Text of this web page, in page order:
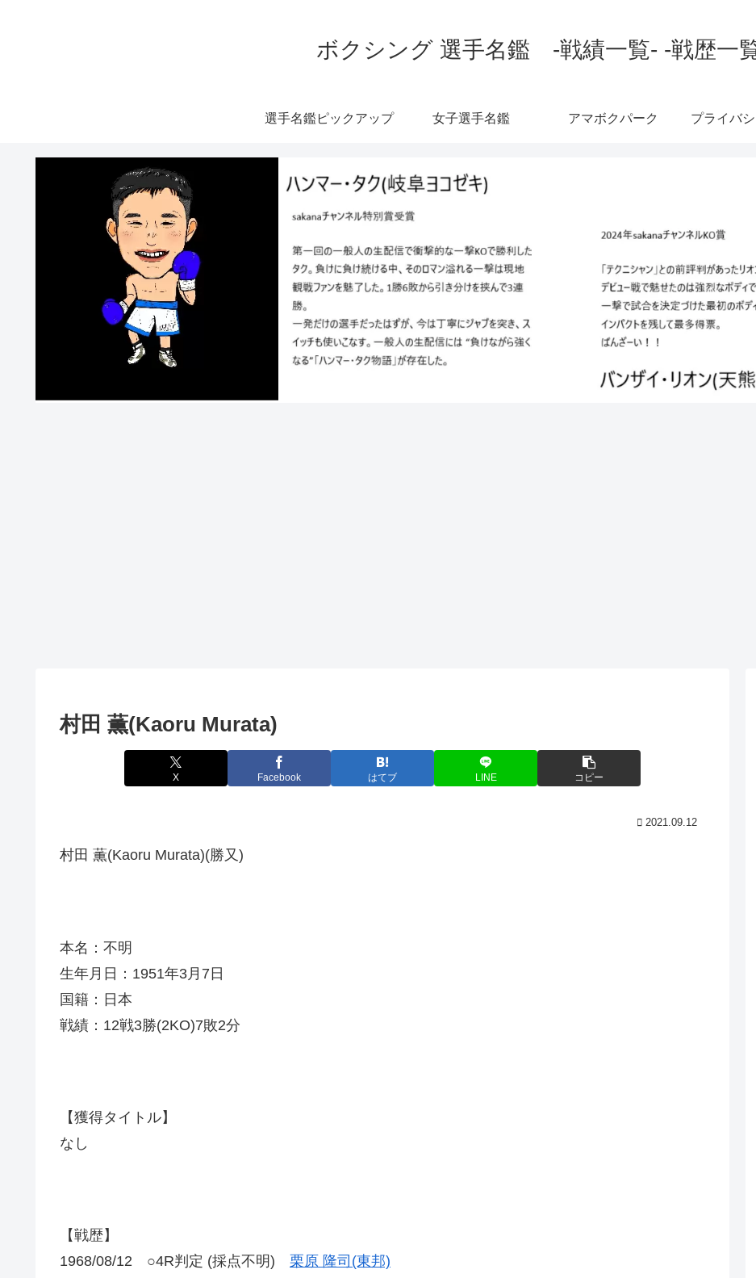
ボクシング 選手名鑑 -戦績一覧- -戦歴一
選手名鑑ピックアップ 女子選手名鑑 アマボクパーク プライバ
村田 薫(Kaoru Murata)
X Facebook はてブ LINE コピー
2021.09.12
村田 薫(Kaoru Murata)(勝又)
本名：不明
生年月日：1951年3月7日
国籍：日本
戦績：12戦3勝(2KO)7敗2分
【獲得タイトル】
なし
【戦歴】
1968/08/12 ○4R判定 (採点不明) 栗原 隆司(東邦)